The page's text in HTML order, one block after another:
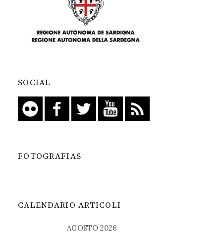
SOCIAL
FOTOGRAFIAS
CALENDARIO ARTICOLI
AGOSTO 2026